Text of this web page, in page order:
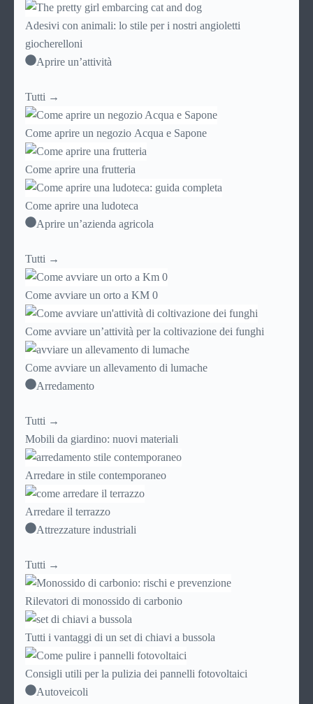
Adesivi con animali: lo stile per i nostri angioletti
giocherelloni
Aprire un’attività
Tutti →
Come aprire un negozio Acqua e Sapone
Come aprire una frutteria
Come aprire una ludoteca
Aprire un’azienda agricola
Tutti →
Come avviare un orto a KM 0
Come avviare un’attività per la coltivazione dei funghi
Come avviare un allevamento di lumache
Arredamento
Tutti →
Mobili da giardino: nuovi materiali
Arredare in stile contemporaneo
Arredare il terrazzo
Attrezzature industriali
Tutti →
Rilevatori di monossido di carbonio
Tutti i vantaggi di un set di chiavi a bussola
Consigli utili per la pulizia dei pannelli fotovoltaici
Autoveicoli